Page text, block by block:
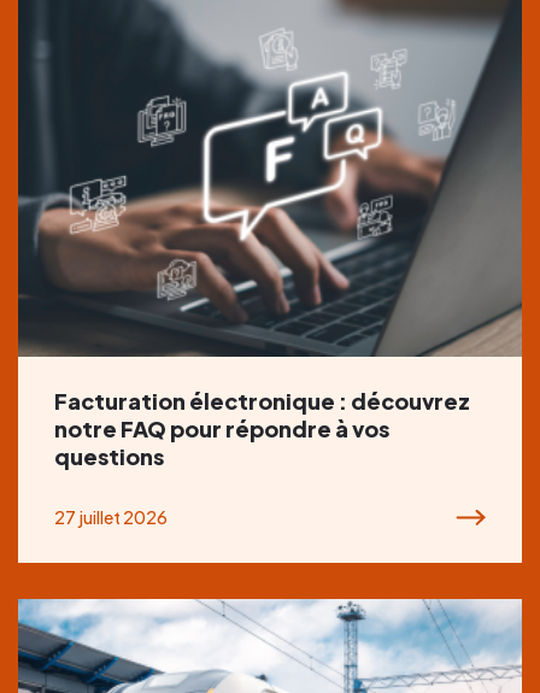
Facturation électronique : découvrez
notre FAQ pour répondre à vos
questions
27 juillet 2026